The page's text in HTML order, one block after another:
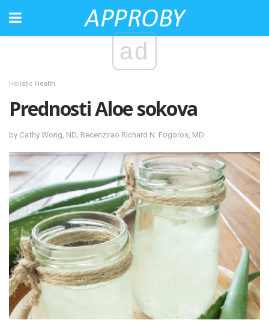
ad
Holistic Health
Prednosti Aloe sokova
by Cathy Wong, ND; Recenzirao Richard N. Fogoros, MD